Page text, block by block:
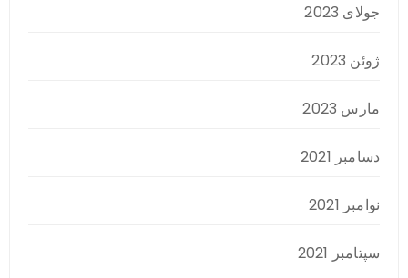
جولای 2023
ژوئن 2023
مارس 2023
دسامبر 2021
نوامبر 2021
سپتامبر 2021